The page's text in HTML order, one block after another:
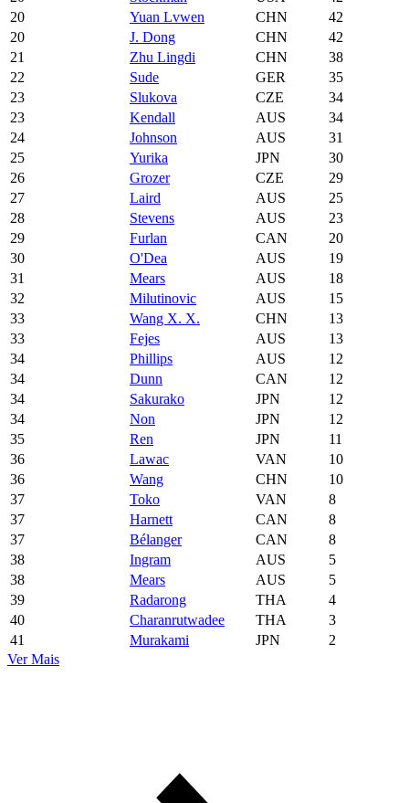
20
Yuan Lvwen CHN
42
20
J. Dong CHN
42
21
Zhu Lingdi CHN
38
22
Sude GER
35
23
Slukova CZE
34
23
Kendall AUS
34
24
Johnson AUS
31
25
Yurika JPN
30
26
Grozer CZE
29
27
Laird AUS
25
28
Stevens AUS
23
29
Furlan CAN
20
30
O'Dea AUS
19
31
Mears AUS
18
32
Milutinovic AUS
15
33
Wang X. X. CHN
13
33
Fejes AUS
13
34
Phillips AUS
12
34
Dunn CAN
12
34
Sakurako JPN
12
34
Non JPN
12
35
Ren JPN
11
36
Lawac VAN
10
36
Wang CHN
10
37
Toko VAN
8
37
Harnett CAN
8
37
Bélanger CAN
8
38
Ingram AUS
5
38
Mears AUS
5
39
Radarong THA
4
40
Charanrutwadee THA
3
41
Murakami JPN
2
Ver Mais